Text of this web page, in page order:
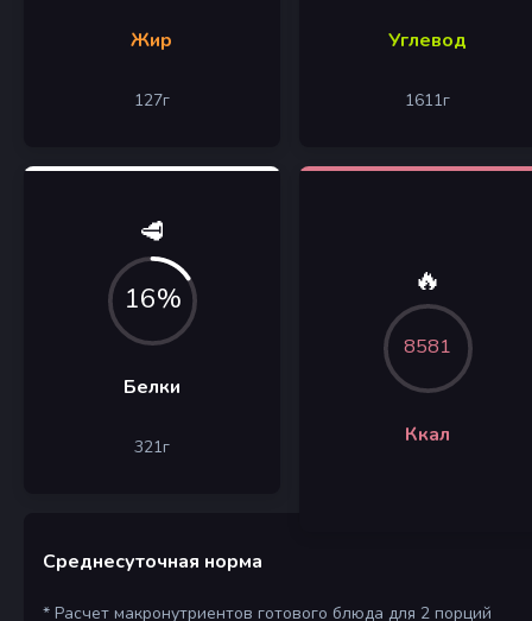
Жир
127г
Углевод
1611г
🥩
16%
Белки
321г
🔥
8581
Ккал
Среднесуточная норма
* Расчет макронутриентов готового блюда для 2 порций